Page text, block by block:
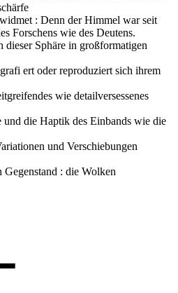
: Denn der Himmel war seit
Forschens wie des Deutens.
Sphäre in großformatigen
ert oder reproduziert sich ihrem
wie detailversessenes
und die Haptik des Einbands wie die
und Verschiebungen
: die Wolken